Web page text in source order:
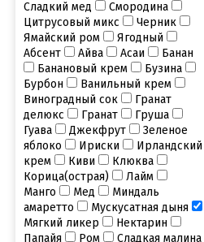
Сладкий мед
Смородина
Цитрусовый микс
Черник
Ямайский ром
Ягодный
Абсент
Айва Асаи
Банан
Банановый крем
Бузина
Бурбон
Ванильный крем
Виноградный сок
Гранат
делюкс
Гранат
Груша
Гуава
Джекфрут
Зеленое
яблоко
Ириски
Ирландский
крем
Киви
Клюква
Корица(острая)
Лайм
Манго
Мед
Миндаль
амаретто
Мускусатная дыня
Мягкий ликер
Нектарин
Папайя
Ром
Сладкая малина